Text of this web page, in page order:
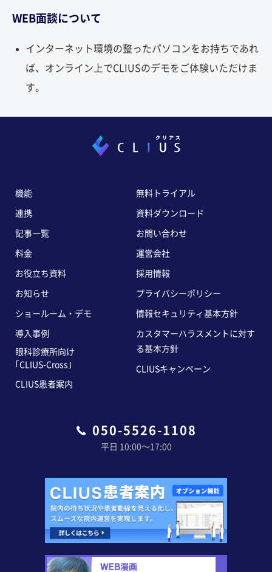
WEB面談について
インターネット環境の整ったパソコンをお持ちであれ
ば、オンライン上でCLIUSのデモをご体験いただけま
す。
050-5526-1108
平日 10:00〜17:00
機能
連携
記事一覧
料金
お役立ち資料
お知らせ
ショールーム・デモ
導入事例
眼科診療所向け
｢CLIUS-Cross｣
CLIUS患者案内
無料トライアル
資料ダウンロード
お問い合わせ
運営会社
採用情報
プライバシーポリシー
情報セキュリティ基本方針
カスタマーハラスメントに対す
る基本方針
CLIUSキャンペーン